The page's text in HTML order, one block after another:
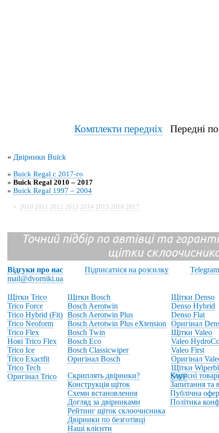
Комплекти передніхПередні
« Двірники Buick
» Buick Regal с 2017-го
» Buick Regal 2010 – 2017
» Buick Regal 1997 – 2004
» 2010 2011 2012 2013 2014 2015 2016 2017
Точний підбір по автівці та
щітки
Відгуки про нас Підписатися на розсилку
Telegram
mail@dvorniki.ua
Щітки Trico
Trico Force
Trico Hybrid (Fit)
Trico Neoform
Trico Flex
Нові Trico Flex
Trico Ice
Trico Exactfit
Trico Tech
Оригінал Trico
Щітки Bosch
Bosch Aerotwin
Bosch Aerotwin Plus
Bosch Aerotwin Plus eXtension
Bosch Twin
Bosch Eco
Bosch Classicwiper
Оригінал Bosch
Щітки Denso
Denso Hybrid
Denso Flat
Оригінал
Щітки Valeo
Valeo
Valeo First
Оригінал
Щітки
SWF
Скриплять двірники?
Конструкція щіток
Схеми встановлення
Догляд за двірниками
Рейтинг щіток склоочисника
Двірники по безготівці
Наші клієнти
Корисні
Запитання та
Публічна
Політика